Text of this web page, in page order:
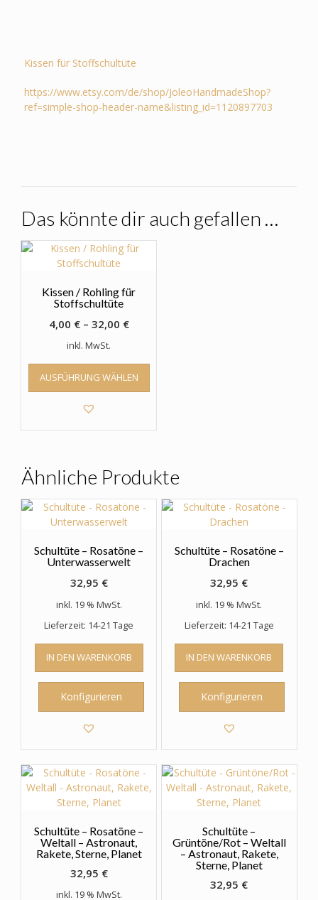
Kissen für Stoffschultüte
https://www.etsy.com/de/shop/JoleoHandmadeShop?
ref=simple-shop-header-name&listing_id=1120897703
Das könnte dir auch gefallen …
Kissen / Rohling für
Stoffschultüte
4,00 €– 32,00 €
inkl. MwSt.
AUSFÜHRUNG WÄHLEN
Dieses
weist
Optionen
können
auf
der
gewählt
werden
Ähnliche Produkte
Schultüte – Rosatöne –
Unterwasserwelt
32,95 €
inkl. 19 % MwSt.
Lieferzeit: 14-21 Tage
IN DEN WARENKORB
Konfigurieren
Schultüte – Rosatöne –
Drachen
32,95 €
inkl. 19 % MwSt.
Lieferzeit: 14-21 Tage
IN DEN WARENKORB
Konfigurieren
Schultüte – Rosatöne –
Weltall – Astronaut,
Rakete, Sterne, Planet
32,95 €
inkl. 19 % MwSt.
Schultüte –
Grüntöne/Rot – Weltall
– Astronaut, Rakete,
Sterne, Planet
32,95 €